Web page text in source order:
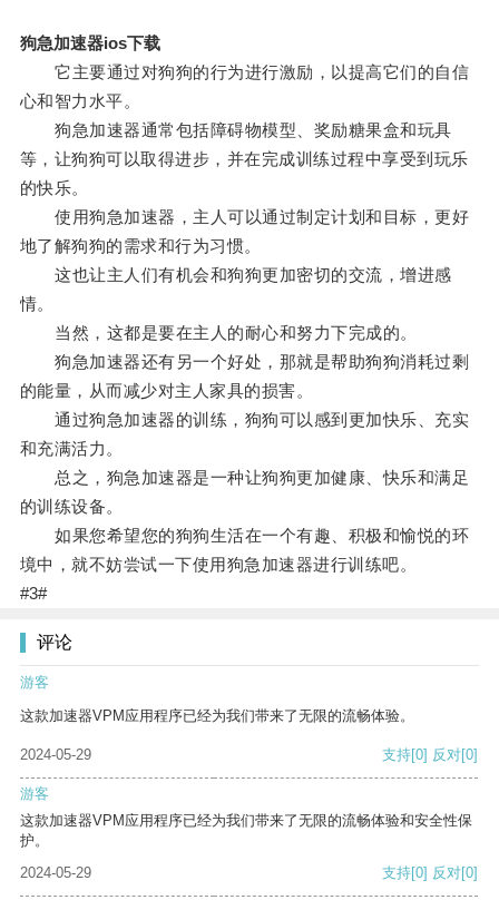
狗急加速器ios下载
它主要通过对狗狗的行为进行激励，以提高它们的自信
心和智力水平。
狗急加速器通常包括障碍物模型、奖励糖果盒和玩具
等，让狗狗可以取得进步，并在完成训练过程中享受到玩乐
的快乐。
使用狗急加速器，主人可以通过制定计划和目标，更好
地了解狗狗的需求和行为习惯。
这也让主人们有机会和狗狗更加密切的交流，增进感
情。
当然，这都是要在主人的耐心和努力下完成的。
狗急加速器还有另一个好处，那就是帮助狗狗消耗过剩
的能量，从而减少对主人家具的损害。
通过狗急加速器的训练，狗狗可以感到更加快乐、充实
和充满活力。
总之，狗急加速器是一种让狗狗更加健康、快乐和满足
的训练设备。
如果您希望您的狗狗生活在一个有趣、积极和愉悦的环
境中，就不妨尝试一下使用狗急加速器进行训练吧。
#3#
评论
游客
这款加速器VPM应用程序已经为我们带来了无限的流畅体验。
2024-05-29 支持[0] 反对[0]
游客
这款加速器VPM应用程序已经为我们带来了无限的流畅体验和安全性保
护。
2024-05-29
支持[0] 反对[0]